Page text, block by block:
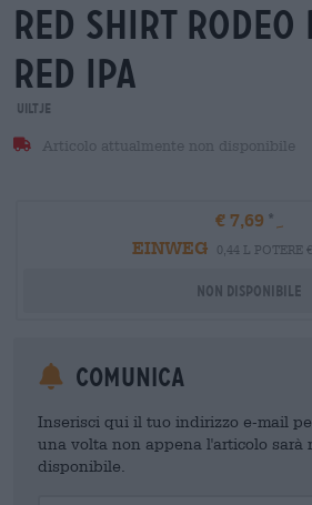
red shirt rodeo
red ipa
Uiltje
Articolo attualmente non disponibile
€ 7,69
EINWEG
0,44 L POTERE
Non disponibile
Comunica
Inserisci qui il tuo indirizzo e-mail
una volta non appena l'articolo sarà
disponibile.